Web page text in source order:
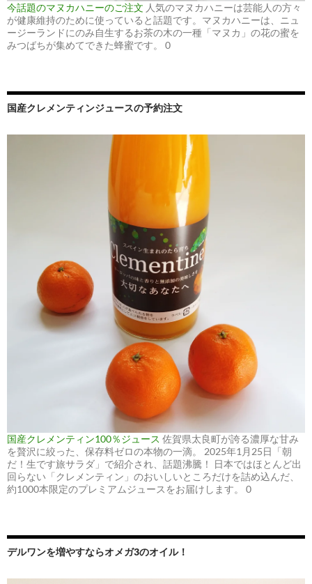
今話題のマヌカハニーのご注文 人気のマヌカハニーは芸能人の方々
が健康維持のために使っていると話題です。マヌカハニーは、ニュ
ージーランドにのみ自生するお茶の木の一種「マヌカ」の花の蜜を
みつばちが集めてできた蜂蜜です。 0
国産クレメンティンジュースの予約注文
国産クレメンティン100％ジュース 佐賀県太良町が誇る濃厚な甘み
を贅沢に絞った、保存料ゼロの本物の一滴。 2025年1月25日「朝
だ！生です旅サラダ」で紹介され、話題沸騰！ 日本ではほとんど出
回らない「クレメンティン」のおいしいところだけを詰め込んだ、
約1000本限定のプレミアムジュースをお届けします。 0
デルワンを増やすならオメガ3のオイル！